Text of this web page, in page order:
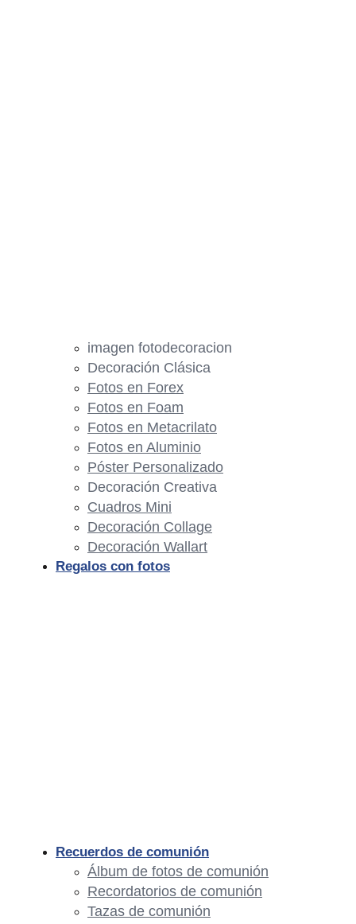
imagen fotodecoracion
Decoración Clásica
Fotos en Forex
Fotos en Foam
Fotos en Metacrilato
Fotos en Aluminio
Póster Personalizado
Decoración Creativa
Cuadros Mini
Decoración Collage
Decoración Wallart
Regalos con fotos
Recuerdos de comunión
Álbum de fotos de comunión
Recordatorios de comunión
Tazas de comunión